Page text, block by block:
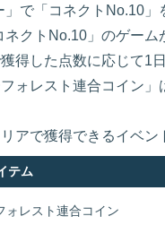
」で「コネクトNo.10
クトNo.10」のゲーム
得した点数に応じて1
ォレスト連合コイン」
アで獲得できるイベン
テム
ォレスト連合コイン